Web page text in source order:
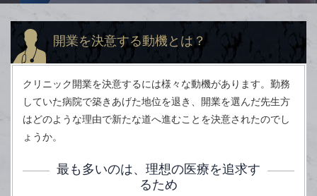
開業を決意する動機とは？
クリニック開業を決意するには様々な動機があります。勤務
していた病院で築きあげた地位を退き、開業を選んだ先生方
はどのような理由で新たな道へ進むことを決意されたのでし
ょうか。
最も多いのは、理想の医療を追求す
るため